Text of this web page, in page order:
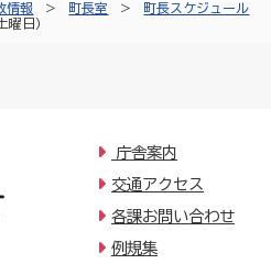
情報 町長室
町長スケジュール
日）
庁舎案内
交通アクセス
各課お問い合わせ
例規集